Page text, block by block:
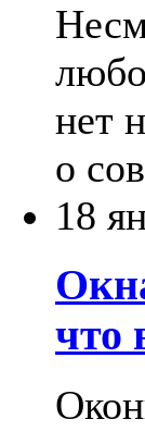
нет
о
18
что